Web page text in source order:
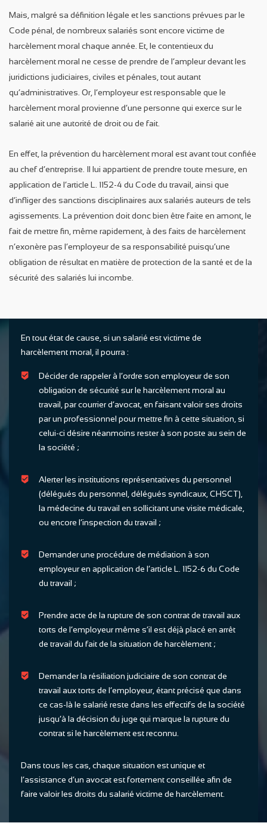
Mais, malgré sa définition légale et les sanctions prévues par le
Code pénal, de nombreux salariés sont encore victime de
harcèlement moral chaque année. Et, le contentieux du
harcèlement moral ne cesse de prendre de l’ampleur devant les
juridictions judiciaires, civiles et pénales, tout autant
qu’administratives. Or, l’employeur est responsable que le
harcèlement moral provienne d’une personne qui exerce sur le
salarié ait une autorité de droit ou de fait.
En effet, la prévention du harcèlement moral est avant tout confiée
au chef d’entreprise. Il lui appartient de prendre toute mesure, en
application de l’article L. 1152-4 du Code du travail, ainsi que
d’infliger des sanctions disciplinaires aux salariés auteurs de tels
agissements. La prévention doit donc bien être faite en amont, le
fait de mettre fin, même rapidement, à des faits de harcèlement
n’exonère pas l’employeur de sa responsabilité puisqu’une
obligation de résultat en matière de protection de la santé et de la
sécurité des salariés lui incombe.
En tout état de cause, si un salarié est victime de
harcèlement moral, il pourra :
Décider de rappeler à l’ordre son employeur de son
obligation de sécurité sur le harcèlement moral au
travail, par courrier d’avocat, en faisant valoir ses droits
par un professionnel pour mettre fin à cette situation, si
celui-ci désire néanmoins rester à son poste au sein de
la société ;
Alerter les institutions représentatives du personnel
(délégués du personnel, délégués syndicaux, CHSCT),
la médecine du travail en sollicitant une visite médicale,
ou encore l’inspection du travail ;
Demander une procédure de médiation à son
employeur en application de l’article L. 1152-6 du Code
du travail ;
Prendre acte de la rupture de son contrat de travail aux
torts de l’employeur même s’il est déjà placé en arrêt
de travail du fait de la situation de harcèlement ;
Demander la résiliation judiciaire de son contrat de
travail aux torts de l’employeur, étant précisé que dans
ce cas-là le salarié reste dans les effectifs de la société
jusqu’à la décision du juge qui marque la rupture du
contrat si le harcèlement est reconnu.
Dans tous les cas, chaque situation est unique et
l’assistance d’un avocat est fortement conseillée afin de
faire valoir les droits du salarié victime de harcèlement.